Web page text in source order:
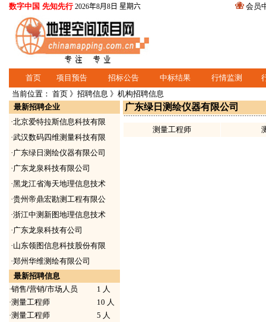
数字中国 先知先行 2026年8月8日 星期六 会员
首页 项目预告 招标公告 中标结果 行情监测
当前位置： 首页 》 招聘信息 》机构招聘信息
最新招聘企业
·北京爱特拉斯信息科技有限
·武汉数码四维测量科技有限
·广东绿日测绘仪器有限公司
·广东龙泉科技有限公司
·黑龙江省海天地理信息技术
·贵州帝鼎宏勘测工程有限公
·浙江中测新图地理信息技术
·广东龙泉科技有公司
·山东领图信息科技股份有限
·郑州华维测绘有限公司
最新招聘信息
·销售/营销/市场人员
1 人
·测量工程师
10 人
·测量工程师
5 人
广东绿日测绘仪器有限公司
测量工程师